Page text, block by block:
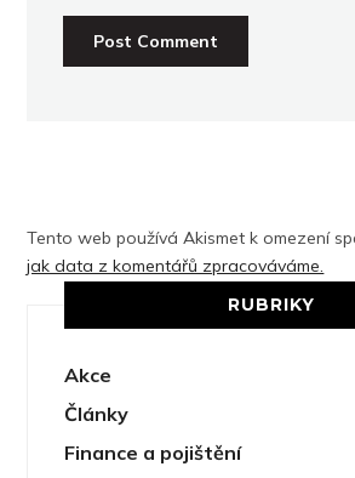
Tento web používá Akismet k omezení
jak data z komentářů zpracováváme.
RUBRIKY
Akce
Články
Finance a pojištění